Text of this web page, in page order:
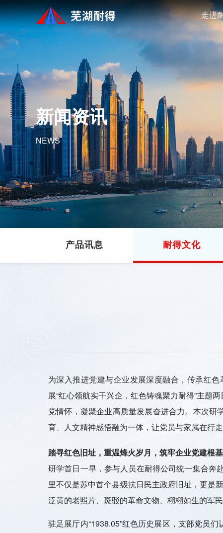
走进
新闻资讯
NEWS
产品讯息 耐得文化
为深入推进党建与企业发展深度融合，传承红色
展“红心领航实干兴企，红色铸魂聚力耐得”主题
党情怀，凝聚企业高质量发展奋进合力。本次
育、人文精神感悟融为一体，让党员与家属在行
踏寻红色旧址，重温烽火岁月，筑牢企业党建根基
研学首日一早，参与人员在耐得公司统一集合奔
里不仅是苏中首个县级抗日民主政府旧址，更是
泛黄的老照片、斑驳的革命文物、栩栩如生的军
驻足展厅内“1938.05”红色历史展区，支部党员